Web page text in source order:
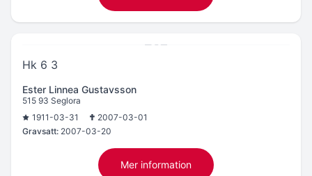
Hk 6 3
Ester Linnea Gustavsson
515 93 Seglora
1911-03-31
2007-03-01
Gravsatt: 2007-03-20
Mer information